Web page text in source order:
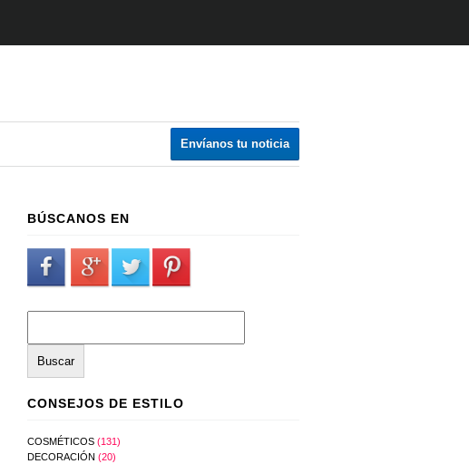
Envíanos tu noticia
BÚSCANOS EN
CONSEJOS DE ESTILO
COSMÉTICOS (131)
DECORACIÓN (20)